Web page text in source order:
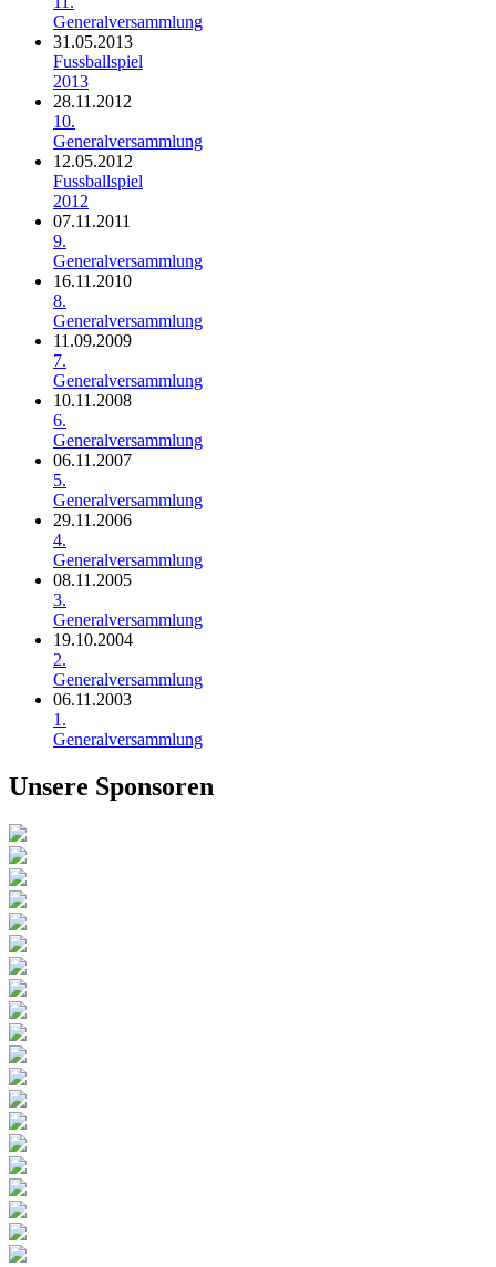
Generalversammlung
31.05.2013
Fussballspiel
2013
28.11.2012
10.
Generalversammlung
12.05.2012
Fussballspiel
2012
07.11.2011
9.
Generalversammlung
16.11.2010
8.
Generalversammlung
11.09.2009
7.
Generalversammlung
10.11.2008
6.
Generalversammlung
06.11.2007
5.
Generalversammlung
29.11.2006
4.
Generalversammlung
08.11.2005
3.
Generalversammlung
19.10.2004
2.
Generalversammlung
06.11.2003
1.
Generalversammlung
Unsere Sponsoren